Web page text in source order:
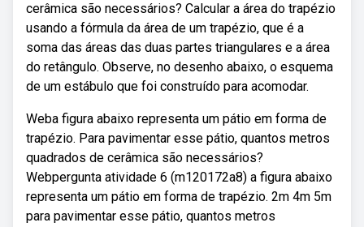
cerâmica são necessários? Calcular a área do trapézio
usando a fórmula da área de um trapézio, que é a
soma das áreas das duas partes triangulares e a área
do retângulo. Observe, no desenho abaixo, o esquema
de um estábulo que foi construído para acomodar.
Weba figura abaixo representa um pátio em forma de
trapézio. Para pavimentar esse pátio, quantos metros
quadrados de cerâmica são necessários?
Webpergunta atividade 6 (m120172a8) a figura abaixo
representa um pátio em forma de trapézio. 2m 4m 5m
para pavimentar esse pátio, quantos metros